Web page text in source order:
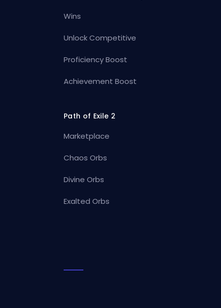
Wins
Unlock Competitive
Proficiency Boost
Achievement Boost
Path of Exile 2
Marketplace
Chaos Orbs
Divine Orbs
Exalted Orbs